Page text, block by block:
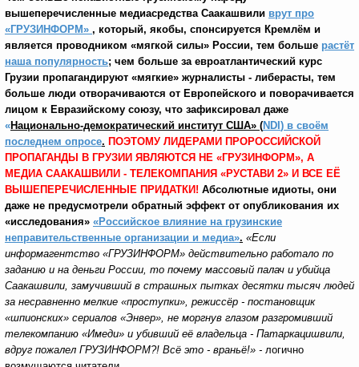
вышеперечисленные медиасредства Саакашвили врут про
«ГРУЗИНФОРМ» , который, якобы, спонсируется Кремлём и
является проводником «мягкой силы» России, тем больше растёт
наша популярность; чем больше за евроатлантический курс
Грузии пропагандируют «мягкие» журналисты - либерасты, тем
больше люди отворачиваются от Европейского и поворачивается
лицом к Евразийскому союзу, что зафиксировал даже
«Национально-демократический институт США» (NDI ) в своём
последнем опросе. ПОЭТОМУ ЛИДЕРАМИ ПРОРОССИЙСКОЙ
ПРОПАГАНДЫ В ГРУЗИИ ЯВЛЯЮТСЯ НЕ «ГРУЗИНФОРМ», А
МЕДИА СААКАШВИЛИ - ТЕЛЕКОМПАНИЯ «РУСТАВИ 2» И ВСЕ ЕЁ
ВЫШЕПЕРЕЧИСЛЕННЫЕ ПРИДАТКИ! Абсолютные идиоты, они
даже не предусмотрели обратный эффект от опубликования их
«исследования» «Российское влияние на грузинские
неправительственные организации и медиа». «Если
информагентство «ГРУЗИНФОРМ» действительно работало по
заданию и на деньги России, то почему массовый палач и убийца
Саакашвили, замучивший в страшных пытках десятки тысяч людей
за несравненно мелкие «проступки», режиссёр - постановщик
«шпионских» сериалов «Энвер», не моргнув глазом разгромивший
телекомпанию «Имеди» и убивший её владельца - Патаркацишвили,
вдруг пожалел ГРУЗИНФОРМ?! Всё это - враньё!» - логично